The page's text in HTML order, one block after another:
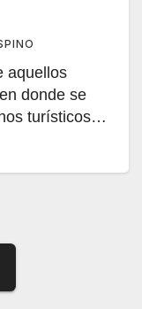
aquellos
donde se
turísticos…